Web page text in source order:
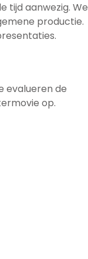
tijd aanwezig. We
productie.
evalueren de
op.